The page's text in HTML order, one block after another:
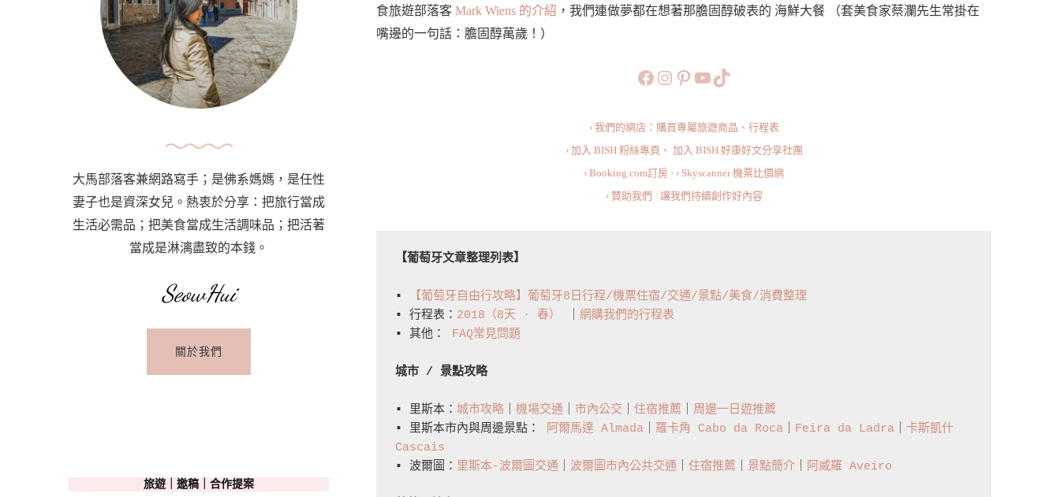
強
Ramiro
食旅遊部落客 Mark Wiens 的介紹 ，我們連做夢都在想著那膽固醇破表的 海鮮大餐 （套美食家蔡瀾先生常掛在
嘴邊的一句話：膽固醇萬歲！）
https://www.facebook.com/bishdream
https://www.instagram.com/bishdream/
https://www.pinterest.com/BISHDREAM/
旅行美食小短片TikTok
› 我們的網店：購買專屬旅遊商品、行程表
› 加入 BISH 粉絲專頁、 加入 BISH 好康好文分享社團
› Booking.com訂房 · › Skyscanner 機票比價網
› 贊助我們 · 讓我們持續創作好內容
【葡萄牙文章整理列表】
▪️
【葡萄牙自由行攻略】葡萄牙8日行程/機票住宿/交通/景點/美食/消費整理
▪️ 行程表： 2018（8天 · 春）
網購我們的行程表
▪️ 其他： FAQ常見問題
城市 / 景點攻略
▪️ 里斯本： 城市攻略 機場交通 市內公交 住宿推薦
周邊一日遊推薦
▪️ 里斯本市內與周邊景點：
阿爾馬達 Almada 羅卡角 Cabo da Roca Feira da Ladra
卡斯凱什
Cascais
▪️ 波爾圖： 里斯本-波爾圖交通 波爾圖市內公共交通 住宿推薦 景點簡介 阿威羅 Aveiro
大馬部落客兼網路寫手；是佛系媽媽，是任性
妻子也是資深女兒。熱衷於分享：把旅行當成
生活必需品；把美食當成生活調味品；把活著
當成是淋漓盡致的本錢。
SeowHui
關於我們
旅遊｜邀稿｜合作提案